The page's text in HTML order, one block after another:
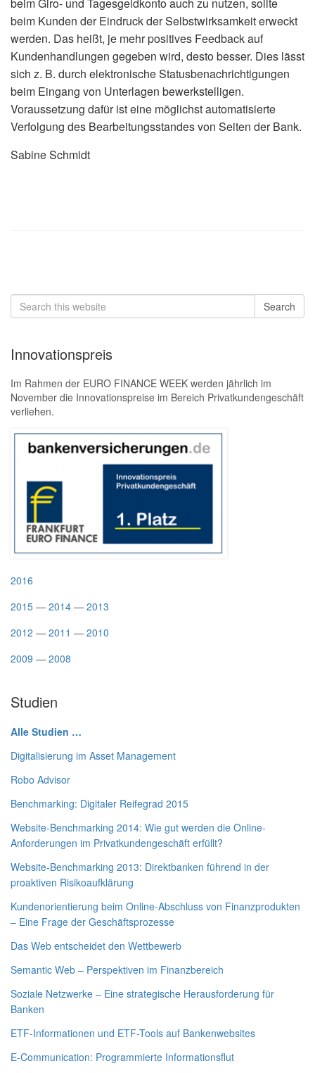
beim Kunden der Eindruck der Selbstwirksamkeit erweckt
werden. Das heißt, je mehr positives Feedback auf
Kundenhandlungen gegeben wird, desto besser. Dies lässt
sich z. B. durch elektronische Statusbenachrichtigungen
beim Eingang von Unterlagen bewerkstelligen.
Voraussetzung dafür ist eine möglichst automatisierte
Verfolgung des Bearbeitungsstandes von Seiten der Bank.
Sabine Schmidt
Search
for:
Search
Innovationspreis
Im Rahmen der EURO FINANCE WEEK werden jährlich im
November die Innovationspreise im Bereich Privatkundengeschäft
verliehen.
2016
2015 — 2014 — 2013
2012 — 2011 — 2010
2009 — 2008
Studien
Alle Studien …
Digitalisierung im Asset Management
Robo Advisor
Benchmarking: Digitaler Reifegrad 2015
Website-Benchmarking 2014: Wie gut werden die Online-
Anforderungen im Privatkundengeschäft erfüllt?
Website-Benchmarking 2013: Direktbanken führend in der
proaktiven Risikoaufklärung
Kundenorientierung beim Online-Abschluss von Finanzprodukten
– Eine Frage der Geschäftsprozesse
Das Web entscheidet den Wettbewerb
Semantic Web – Perspektiven im Finanzbereich
Soziale Netzwerke – Eine strategische Herausforderung für
Banken
ETF-Informationen und ETF-Tools auf Bankenwebsites
E-Communication: Programmierte Informationsflut